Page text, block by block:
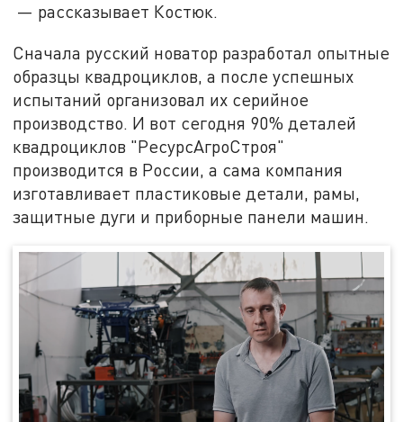
— рассказывает Костюк.
Сначала русский новатор разработал опытные
образцы квадроциклов, а после успешных
испытаний организовал их серийное
производство. И вот сегодня 90% деталей
квадроциклов "РесурсАгроСтроя"
производится в России, а сама компания
изготавливает пластиковые детали, рамы,
защитные дуги и приборные панели машин.